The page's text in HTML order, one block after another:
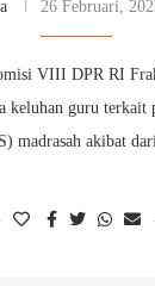
26 Februari,
VIII DPR RI
keluhan guru terkait
madrasah akibat